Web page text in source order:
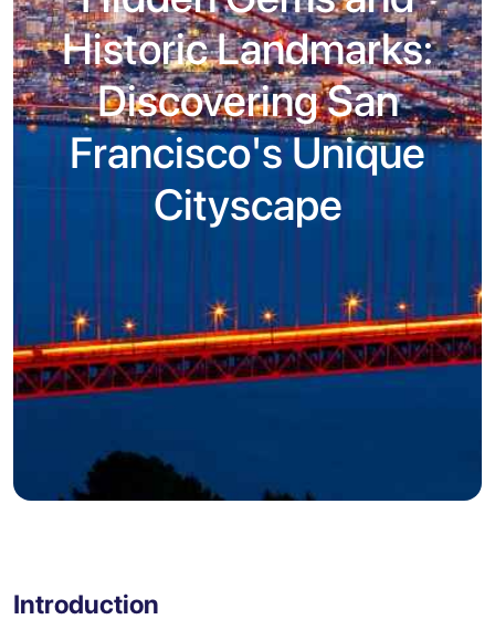
Historic Landmarks:
Discovering San
Francisco's Unique
Cityscape
Introduction